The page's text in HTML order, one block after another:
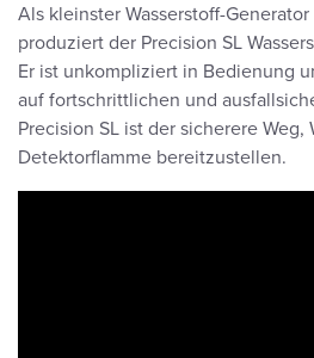
Als kleinster Wasserstoff-
produziert der Precision SL
Er ist unkompliziert in Bedienung
auf fortschrittlichen und
Precision SL ist der sicherere Weg,
Detektorflamme bereitzustellen.